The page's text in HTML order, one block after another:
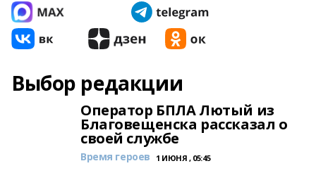
Выбор редакции
Оператор БПЛА Лютый из
Благовещенска рассказал о
своей службе
Время героев 1 ИЮНЯ , 05:45